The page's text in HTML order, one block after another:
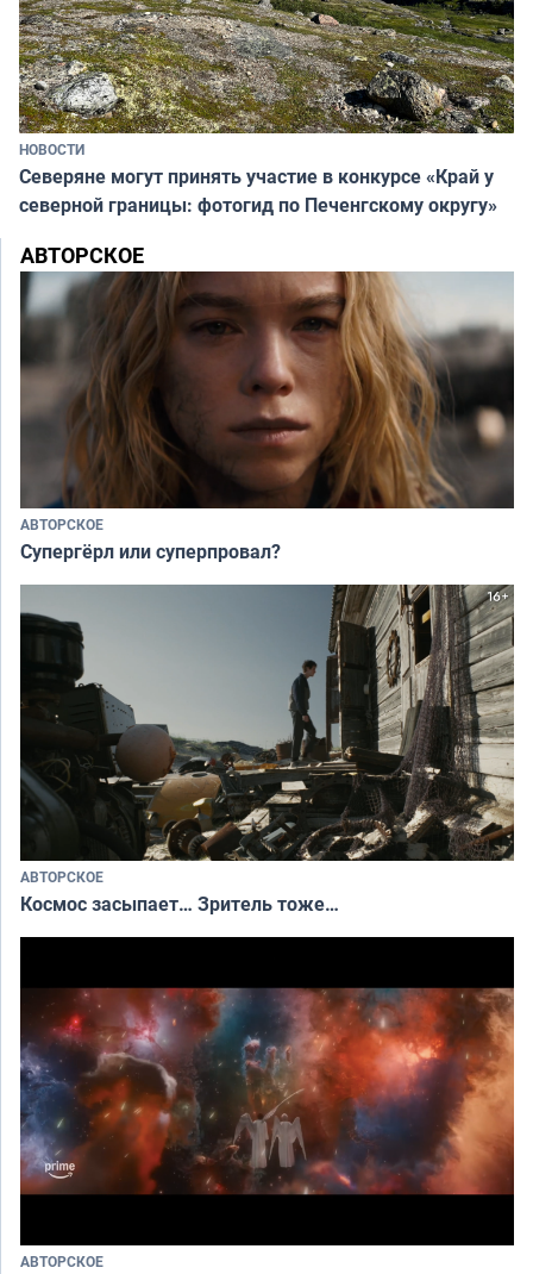
НОВОСТИ
Северяне могут принять участие в конкурсе «Край у
северной границы: фотогид по Печенгскому округу»
АВТОРСКОЕ
АВТОРСКОЕ
Супергёрл или суперпровал?
АВТОРСКОЕ
Космос засыпает… Зритель тоже…
АВТОРСКОЕ